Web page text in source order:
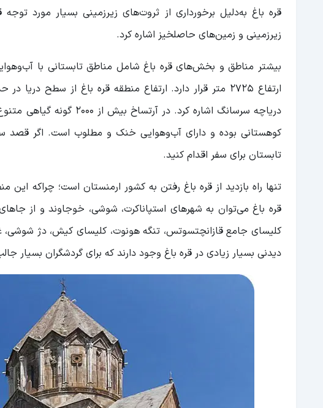
قره باغ به‌دلیل برخورداری از ثروت‌های زیرزمینی بسیار مورد
زیرزمینی و زمین‌های حاصلخیز اشاره کرد.
بیشتر مناطق و بخش‌های قره باغ شامل مناطق تابستانی با
دریاچه سرسانگ اشاره
کوهستانی بوده و دارای آب‌وهوایی خنک و مطلوب است. اگر قصد
تابستان برای سفر اقدام کنید.
تنها راه بازدید از قره باغ رفتن به کشور ارمنستان است؛ چراکه
قره باغ می‌توان به شهرهای استپاناکرت، شوشی، خوجاوند و از
دیدنی بسیار زیادی در قره باغ وجود دارند که برای گردشگران بسیار